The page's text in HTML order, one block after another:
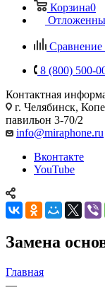
Корзина0
Сравнение
8 (800) 500-
Контактная
г. Челябинск,
павильон 3-70/2
info@miraphone.ru
Вконтакте
YouTube
Замена
Главная
—